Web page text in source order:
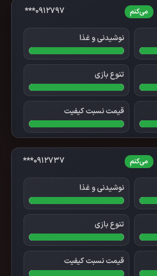
می‌کنم 0912797***
نوشیدنی و غذا
تنوع بازی
قیمت نسبت کیفیت
می‌کنم 0912737***
نوشیدنی و غذا
تنوع بازی
قیمت نسبت کیفیت